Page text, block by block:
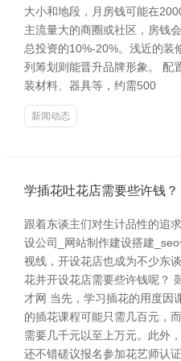
大小和地段，月房钱可能在
主流量大的商圈或社区，房钱
总投资的10%-20%。浅近的装
列筹划则能晋升品牌形象。 配
装材料、器具等，约需500
新闻动态
学插花吐花店需要些许钱？
跟着东谈主们对生计品性的追
设公司_网站制作建设搭建
视线，开设花店也成为不少东
花并开设花店需要些许钱呢？
才网 当先，学习插花的用度因
的插花课程可能只需几百元，
需要几千元以至上万元。此外
还不错磋议报名参加花艺师认